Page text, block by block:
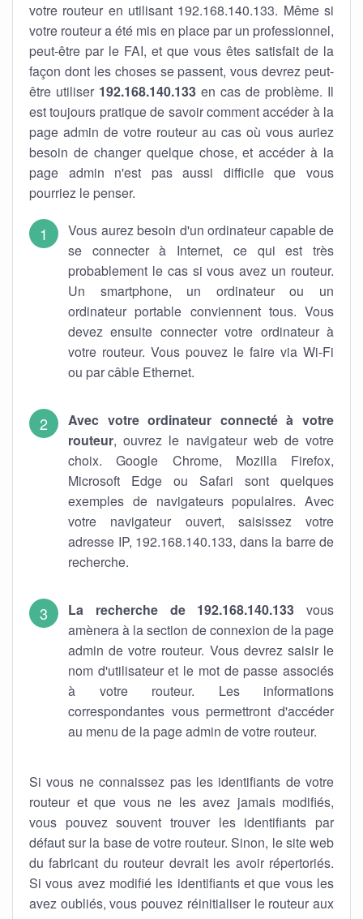
votre routeur en utilisant 192.168.140.133. Même si
votre routeur a été mis en place par un professionnel,
peut-être par le FAI, et que vous êtes satisfait de la
façon dont les choses se passent, vous devrez peut-
être utiliser 192.168.140.133 en cas de problème. Il
est toujours pratique de savoir comment accéder à la
page admin de votre routeur au cas où vous auriez
besoin de changer quelque chose, et accéder à la
page admin n'est pas aussi difficile que vous
pourriez le penser.
Vous aurez besoin d'un ordinateur capable de
se connecter à Internet, ce qui est très
probablement le cas si vous avez un routeur.
Un smartphone, un ordinateur ou un
ordinateur portable conviennent tous. Vous
devez ensuite connecter votre ordinateur à
votre routeur. Vous pouvez le faire via Wi-Fi
ou par câble Ethernet.
Avec votre ordinateur connecté à votre
routeur, ouvrez le navigateur web de votre
choix. Google Chrome, Mozilla Firefox,
Microsoft Edge ou Safari sont quelques
exemples de navigateurs populaires. Avec
votre navigateur ouvert, saisissez votre
adresse IP, 192.168.140.133, dans la barre de
recherche.
La recherche de 192.168.140.133 vous
amènera à la section de connexion de la page
admin de votre routeur. Vous devrez saisir le
nom d'utilisateur et le mot de passe associés
à votre routeur. Les informations
correspondantes vous permettront d'accéder
au menu de la page admin de votre routeur.
Si vous ne connaissez pas les identifiants de votre
routeur et que vous ne les avez jamais modifiés,
vous pouvez souvent trouver les identifiants par
défaut sur la base de votre routeur. Sinon, le site web
du fabricant du routeur devrait les avoir répertoriés.
Si vous avez modifié les identifiants et que vous les
avez oubliés, vous pouvez réinitialiser le routeur aux